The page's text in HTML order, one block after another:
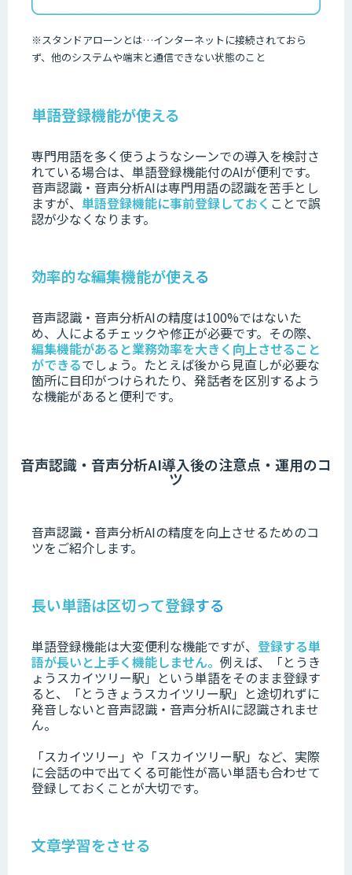
※ スタンドアローンとは…インターネットに接続されておら
ず、他のシステムや端末と通信できない状態のこと
単語登録機能が使える
専門用語を多く使うようなシーンでの導入を検討さ
れている場合は、単語登録機能付のAIが便利です。
音声認識・音声分析AIは専門用語の認識を苦手とし
ますが、 単語登録機能に事前登録しておく ことで誤
認が少なくなります。
効率的な編集機能が使える
音声認識・音声分析AIの精度は100%ではないた
め、人によるチェックや修正が必要です。 その際、
編集機能があると業務効率を大きく向上させること
ができるでしょう。 たとえば後から見直しが必要な
箇所に目印がつけられたり、発話者を区別するよう
な機能があると便利です。
音声認識・音声分析AI導入後の注意点・運用のコ
ツ
音声認識・音声分析AIの精度を向上させるためのコ
ツをご紹介します。
長い単語は区切って登録する
単語登録機能は大変便利な機能ですが、 登録する単
語が長いと上手く機能しません。 例えば、「とうき
ょうスカイツリー駅」という単語をそのまま登録す
ると、「とうきょうスカイツリー駅」と途切れずに
発音しないと音声認識・音声分析AIに認識されませ
ん。
「スカイツリー」や「スカイツリー駅」など、実際
に会話の中で出てくる可能性が高い単語も合わせて
登録しておくことが大切です。
文章学習をさせる